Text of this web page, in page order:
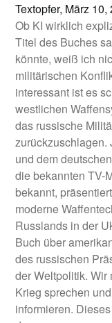
Textopfer, März 10,
Ob KI wirklich
Titel des Buches
könnte, weiß ich
militärischen
interessant ist es
westlichen
das russische
zurückzuschlagen.
und dem
die bekannten TV-
bekannt,
moderne
Russlands in der
Buch über
des russischen
der Weltpolitik.
Krieg sprechen
informieren.